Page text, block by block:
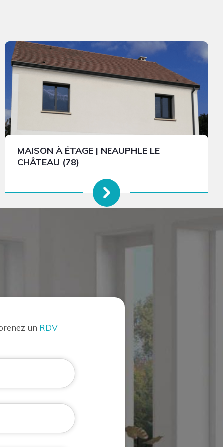
MAISON À ÉTAGE | NEAUPHLE LE
CHÂTEAU (78)
un RDV